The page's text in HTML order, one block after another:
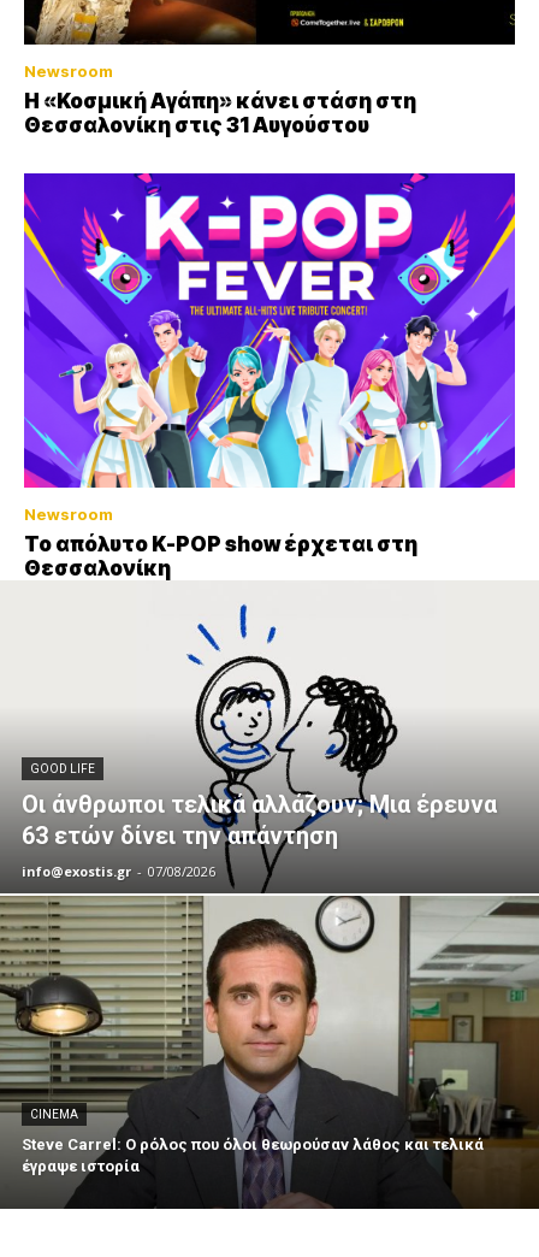
Newsroom
Η «Κοσμική Αγάπη» κάνει στάση στη
Θεσσαλονίκη στις 31 Αυγούστου
Newsroom
Το απόλυτο K-POP show έρχεται στη
Θεσσαλονίκη
GOOD LIFE
Οι άνθρωποι τελικά αλλάζουν; Μια έρευνα
63 ετών δίνει την απάντηση
info@exostis.gr - 07/08/2026
CINEMA
Steve Carrel: Ο ρόλος που όλοι θεωρούσαν λάθος και τελικά
έγραψε ιστορία